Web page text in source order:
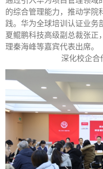
的综合管理能力，推动学院
践。华为全球培训认证业务
夏鲲鹏科技高级副总裁张正
理秦海峰等嘉宾代表出席。
深化校企合